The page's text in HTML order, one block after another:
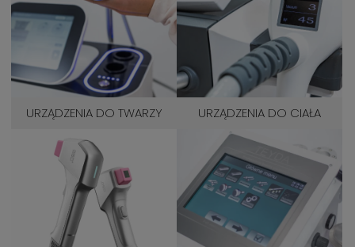
URZĄDZENIA DO TWARZY URZĄDZENIA DO CIAŁA